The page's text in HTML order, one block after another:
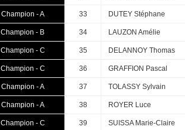
Champion - A 33 DUTEY Stéphane
Champion - B 34 LAUZON Amélie
Champion - C 35 DELANNOY Thomas
Champion - C 36 GRAFFION Pascal
Champion - A 37 TOLASSY Sylvain
Champion - A 38 ROYER Luce
Champion - C 39 SUISSA Marie-Claire